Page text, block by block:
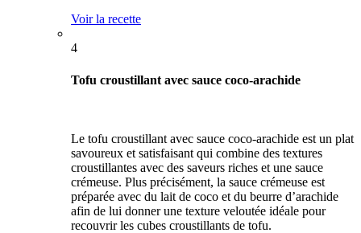
Voir la recette
4
Tofu croustillant avec sauce coco-arachide
Le tofu croustillant avec sauce coco-arachide est un plat
savoureux et satisfaisant qui combine des textures
croustillantes avec des saveurs riches et une sauce
crémeuse. Plus précisément, la sauce crémeuse est
préparée avec du lait de coco et du beurre d’arachide
afin de lui donner une texture veloutée idéale pour
recouvrir les cubes croustillants de tofu.